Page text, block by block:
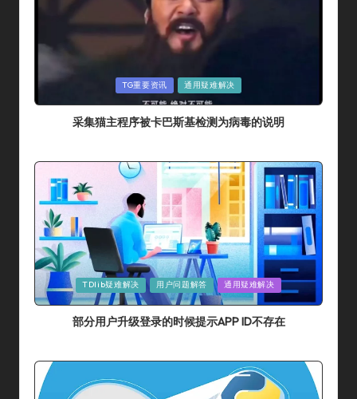
Posted
TG重要资讯 通用疑难解决
采集猫主程序被卡巴斯基检测为病毒的说明
Posted
In
TDlib疑难解决 用户问题解答 通用疑难解决
部分用户升级登录的时候提示APP ID不存在
By